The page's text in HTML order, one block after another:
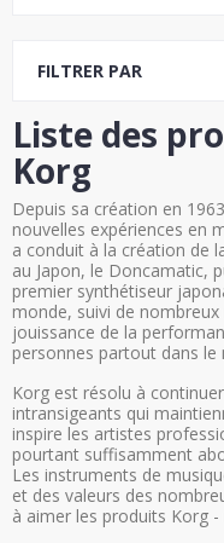
FILTRER PAR
Liste des
Korg
Depuis sa création en
nouvelles expériences en
a conduit à la création de
au Japon, le Doncamatic,
premier synthétiseur
monde, suivi de
jouissance de la
personnes partout dans le
Korg est résolu à
intransigeants qui
inspire les artistes
pourtant suffisamment
Les instruments de
et des valeurs des
à aimer les produits Korg